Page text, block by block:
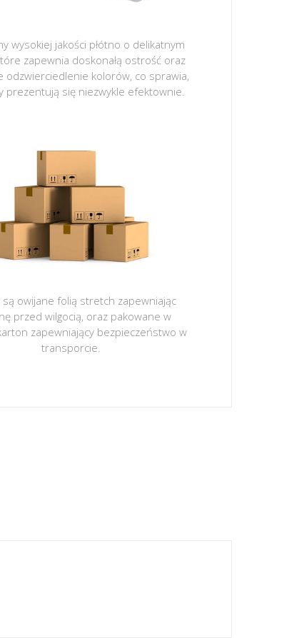
wysokiej jakości płótno o delikatnym
zapewnia doskonałą ostrość oraz
odzwierciedlenie kolorów, co sprawia,
prezentują się niezwykle efektownie.
są owijane folią stretch zapewniając
przed wilgocią, oraz pakowane w
zapewniający bezpieczeństwo w
transporcie.